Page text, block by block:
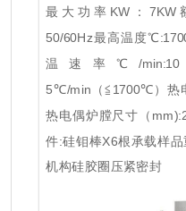
最大功率KW：7KW
50/60Hz最高温度
温速率℃/
5℃/min（≦1700℃） 热
热电偶炉膛尺寸（
件:硅钼棒X6根承载样
机构硅胶圈压紧密封